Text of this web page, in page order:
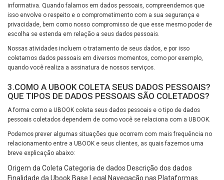
informativa. Quando falamos em dados pessoais, compreendemos que
isso envolve o respeito e o comprometimento com a sua segurança e
privacidade, bem como nosso compromisso de que esse mesmo poder de
escolha se estenda em relação a seus dados pessoais.
Nossas atividades incluem o tratamento de seus dados, e por isso
coletamos dados pessoais em diversos momentos, como por exemplo,
quando você realiza a assinatura de nossos serviços.
3.COMO A UBOOK COLETA SEUS DADOS PESSOAIS?
QUE TIPOS DE DADOS PESSOAIS SÃO COLETADOS?
A forma como a UBOOK coleta seus dados pessoais e o tipo de dados
pessoais coletados dependem de como você se relaciona com a UBOOK.
Podemos prever algumas situações que ocorrem com mais frequência no
relacionamento entre a UBOOK e seus clientes, as quais fazemos uma
breve explicação abaixo:
Origem da Coleta Categoria de dados Descrição dos dados
Finalidade da Ubook Base Legal Navegação nas Plataformas